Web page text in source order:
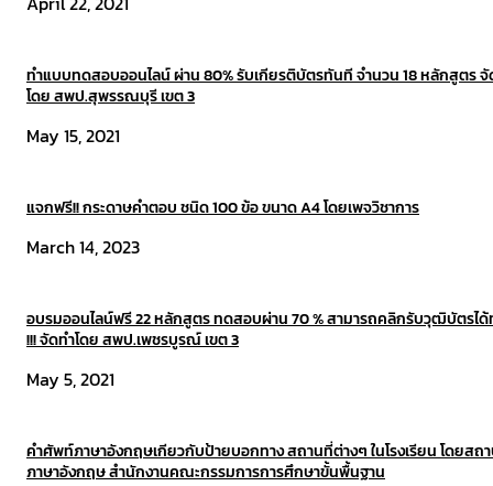
ทำแบบทดสอบออนไลน์ ผ่าน 80% รับเกียรติบัตรทันที จำนวน 18 หลักสูตร
โดย สพป.สุพรรณบุรี เขต 3
May 15, 2021
แจกฟรี!! กระดาษคำตอบ ชนิด 100 ข้อ ขนาด A4 โดยเพจวิชาการ
March 14, 2023
อบรมออนไลน์ฟรี 22 หลักสูตร ทดสอบผ่าน 70 % สามารถคลิกรับวุฒิบัตรไ
!!! จัดทำโดย สพป.เพชรบูรณ์ เขต 3
May 5, 2021
คำศัพท์ภาษาอังกฤษเกียวกับป้ายบอกทาง สถานที่ต่างๆ ในโรงเรียน โดยสถ
ภาษาอังกฤษ สำนักงานคณะกรรมการการศึกษาขั้นพื้นฐาน